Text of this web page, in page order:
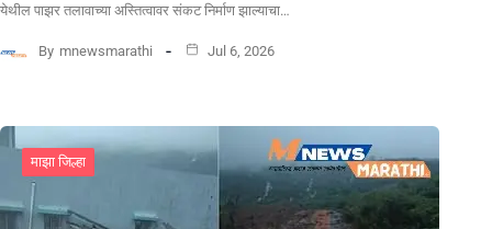
येथील पाझर तलावाच्या अस्तित्वावर संकट निर्माण झाल्याचा…
By mnewsmarathi Jul 6, 2026
माझा जिल्हा